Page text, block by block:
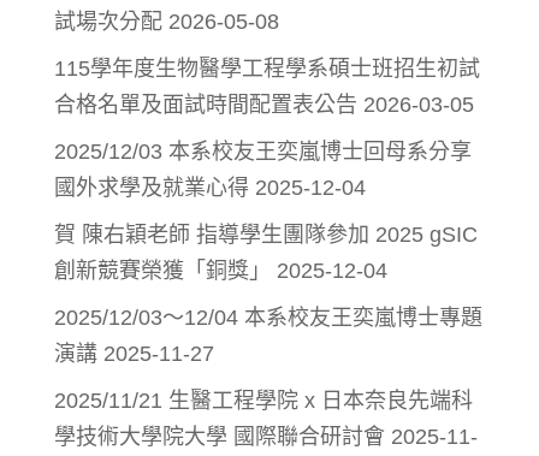
試場次分配 2026-05-08
115學年度生物醫學工程學系碩士班招生初試
合格名單及面試時間配置表公告 2026-03-05
2025/12/03 本系校友王奕嵐博士回母系分享
國外求學及就業心得 2025-12-04
賀 陳右穎老師 指導學生團隊參加 2025 gSIC
創新競賽榮獲「銅獎」
2025-12-04
2025/12/03～12/04 本系校友王奕嵐博士專題
演講 2025-11-27
2025/11/21 生醫工程學院 x 日本奈良先端科
學技術大學院大學 國際聯合研討會 2025-11-